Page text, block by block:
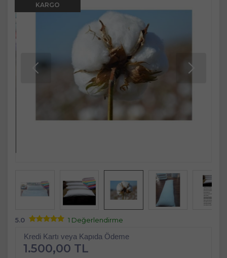
KARGO
5.0 1 Değerlendirme
Kredi Kartı veya Kapıda Ödeme
1.500,00 TL